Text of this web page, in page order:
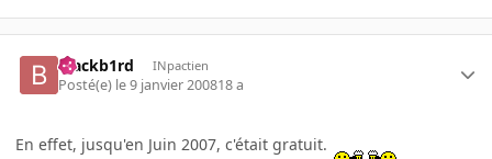
blackb1rd INpactien
Posté(e) le 9 janvier 200818 a
En effet, jusqu'en Juin 2007, c'était gratuit.